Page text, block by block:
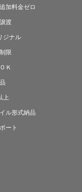
加料金ゼロ
渡
ジナル
限
Ｋ
上
ル形式納品
ート